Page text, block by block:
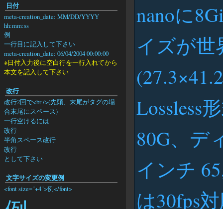
nanoに
イズが
Lossless
80G、デ
インチ
は30fps
日付
meta-creation_date: MM/DD/YYYY
hh:mm:ss
例
一行目に記入して下さい
meta-creation_date: 06/04/2004 00:00:00
※日付入力後に空白行を一行入れてから
本文を記入して下さい
改行
改行2回で<br />(先頭、末尾がタグの場
合末尾にスペース)
一行空けるには
改行
半角スペース改行
改行
として下さい
文字サイズの変更例
<font size="+4">例</font>